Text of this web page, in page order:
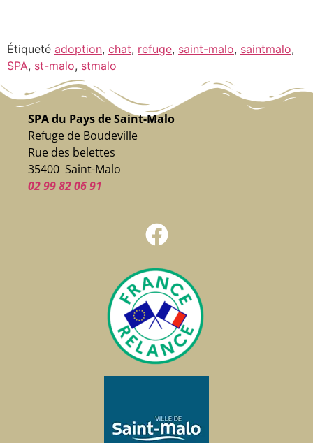
Étiqueté adoption, chat, refuge, saint-malo, saintmalo,
SPA, st-malo, stmalo
SPA du Pays de Saint-Malo
Refuge de Boudeville
Rue des belettes
35400 Saint-Malo
02 99 82 06 91